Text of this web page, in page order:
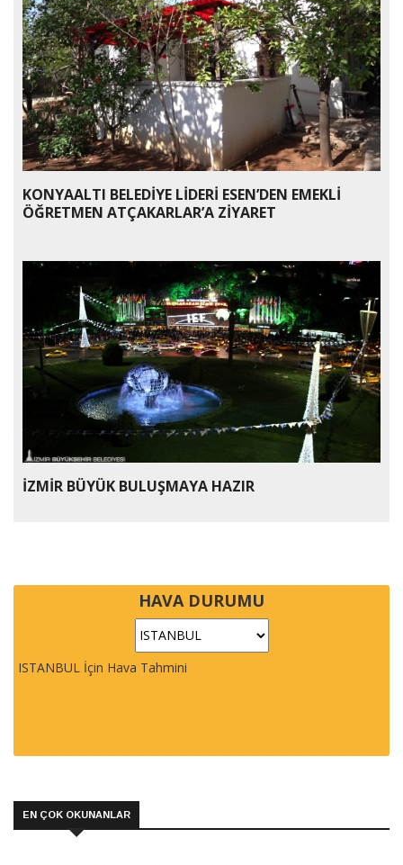
KONYAALTI BELEDİYE LİDERİ ESEN’DEN EMEKLİ
ÖĞRETMEN ATÇAKARLAR’A ZİYARET
İZMİR BÜYÜK BULUŞMAYA HAZIR
HAVA DURUMU
ISTANBUL İçin Hava Tahmini
EN ÇOK OKUNANLAR